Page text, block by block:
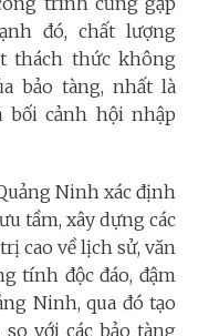
đó, chất lượng
thách thức không
bảo tàng, nhất là
bối cảnh hội nhập
Ninh xác định
tầm, xây dựng các
cao về lịch sử, văn
tính độc đáo, đậm
Ninh, qua đó tạo
với các bảo tàng